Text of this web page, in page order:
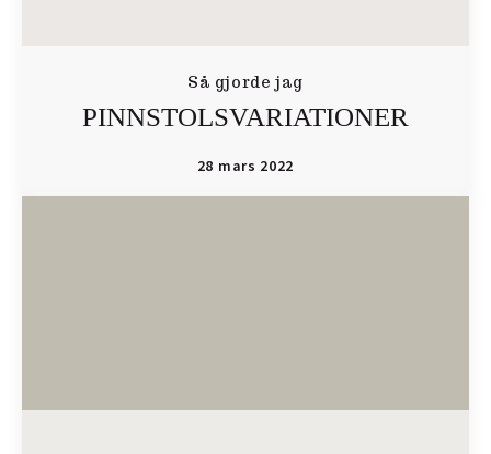
Så gjorde jag
PINNSTOLSVARIATIONER
28 mars 2022